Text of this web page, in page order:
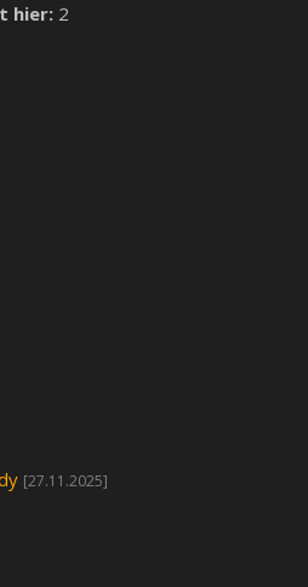
hier: 2
[27.11.2025]